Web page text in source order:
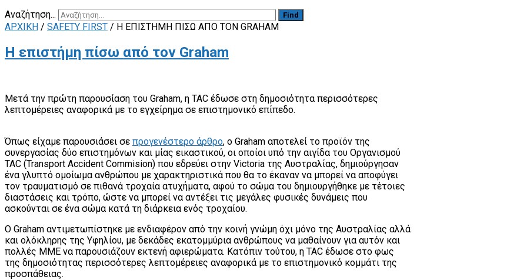
Αναζήτηση...
Find
ΑΡΧΙΚΗ / SAFETY FIRST / Η ΕΠΙΣΤΉΜΗ ΠΊΣΩ ΑΠΌ ΤΟΝ GRAHAM
Η επιστήμη πίσω από τον Graham
Μετά την πρώτη παρουσίαση του Graham, η TAC έδωσε στη δημοσιότητα περισσότερες
λεπτομέρειες αναφορικά με το εγχείρημα σε επιστημονικό επίπεδο.
Όπως είχαμε παρουσιάσει σε προγενέστερο άρθρο, ο Graham αποτελεί το προϊόν της
συνεργασίας δύο επιστημόνων και μίας εικαστικού, οι οποίοι υπό την αιγίδα του Οργανισμού
TAC (Transport Accident Commision) που εδρεύει στην Victoria της Αυστραλίας, δημιούργησαν
ένα γλυπτό ομοίωμα ανθρώπου με χαρακτηριστικά που θα το έκαναν να μπορεί να αποφύγει
τον τραυματισμό σε πιθανά τροχαία ατυχήματα, αφού το σώμα του δημιουργήθηκε με τέτοιες
διαστάσεις και τρόπο, ώστε να μπορεί να αντέξει τις μεγάλες φυσικές δυνάμεις που
ασκούνται σε ένα σώμα κατά τη διάρκεια ενός τροχαίου.
O Graham αντιμετωπίστηκε με ενδιαφέρον από την κοινή γνώμη όχι μόνο της Αυστραλίας αλλά
και ολόκληρης της Υφηλίου, με δεκάδες εκατομμύρια ανθρώπους να μαθαίνουν για αυτόν και
πολλές ΜΜΕ να παρουσιάζουν εκτενή αφιερώματα. Κατόπιν τούτου, η TAC έδωσε στο φως
της δημοσιότητας περισσότερες λεπτομέρειες αναφορικά με το επιστημονικό κομμάτι της
προσπάθειας.